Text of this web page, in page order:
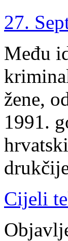
27.
Među
žene,
1991.
Cijeli